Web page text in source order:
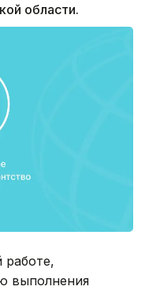
области.
работе,
выполнения